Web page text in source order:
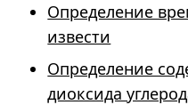
Определение
извести
Определение
диоксида